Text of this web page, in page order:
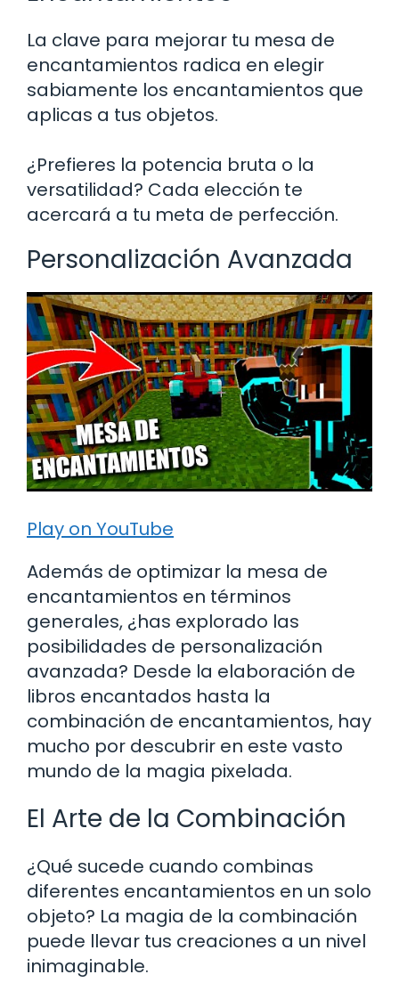
La clave para mejorar tu mesa de
encantamientos radica en elegir
sabiamente los encantamientos que
aplicas a tus objetos.
¿Prefieres la potencia bruta o la
versatilidad? Cada elección te
acercará a tu meta de perfección.
Personalización Avanzada
Play on YouTube
Además de optimizar la mesa de
encantamientos en términos
generales, ¿has explorado las
posibilidades de personalización
avanzada? Desde la elaboración de
libros encantados hasta la
combinación de encantamientos, hay
mucho por descubrir en este vasto
mundo de la magia pixelada.
El Arte de la Combinación
¿Qué sucede cuando combinas
diferentes encantamientos en un solo
objeto? La magia de la combinación
puede llevar tus creaciones a un nivel
inimaginable.